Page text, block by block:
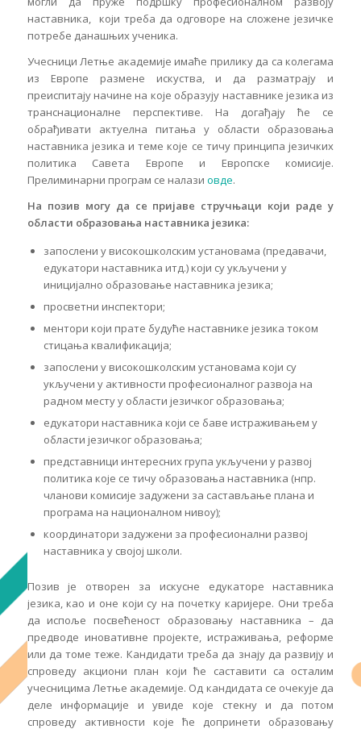
наставника, који треба да одговоре на сложене језичке
потребе данашњих ученика.
Учесници Летње академије имаће прилику да са колегама
из Европе размене искуства, и да разматрају и
преиспитају начине на које образују наставнике језика из
транснационалне перспективе. На догађају ће се
обрађивати актуелна питања у области образовања
наставника језика и теме које се тичу принципа језичких
политика Савета Европе и Европске комисије.
Прелиминарни програм се налази овде.
На позив могу да се пријаве стручњаци који раде у
области образовања наставника језика:
запослени у високошколским установама (предавачи,
едукатори наставника итд.) који су укључени у
иницијално образовање наставника језика;
просветни инспектори;
ментори који прате будуће наставнике језика током
стицања квалификација;
запослени у високошколским установама који су
укључени у активности професионалног развоја на
радном месту у области језичког образовања;
едукатори наставника који се баве истраживањем у
области језичког образовања;
представници интересних група укључени у развој
политика које се тичу образовања наставника (нпр.
чланови комисије задужени за састављање плана и
програма на националном нивоу);
координатори задужени за професионални развој
наставника у својој школи.
Позив је отворен за искусне едукаторе наставника
језика, као и оне који су на почетку каријере. Они треба
да испоље посвећеност образовању наставника – да
предводе иновативне пројекте, истраживања, реформе
или да томе теже. Кандидати треба да знају да развију и
спроведу акциони план који ће саставити са осталим
учесницима Летње академије. Од кандидата се очекује да
деле информације и увиде које стекну и да потом
спроведу активности које ће допринети образовању